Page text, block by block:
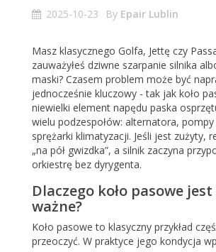
2025-10-23 By Epair Lublin
Masz klasycznego Golfa, Jettę czy
zauważyłeś dziwne szarpanie silnika
maski? Czasem problem może być
jednocześnie kluczowy - tak jak koło
niewielki element napędu paska
wielu podzespołów: alternatora,
sprężarki klimatyzacji. Jeśli jest zużyty,
„na pół gwizdka”, a silnik zaczyna
orkiestrę bez dyrygenta.
Dlaczego koło pasowe
ważne?
Koło pasowe to klasyczny przykład
przeoczyć. W praktyce jego kondycja